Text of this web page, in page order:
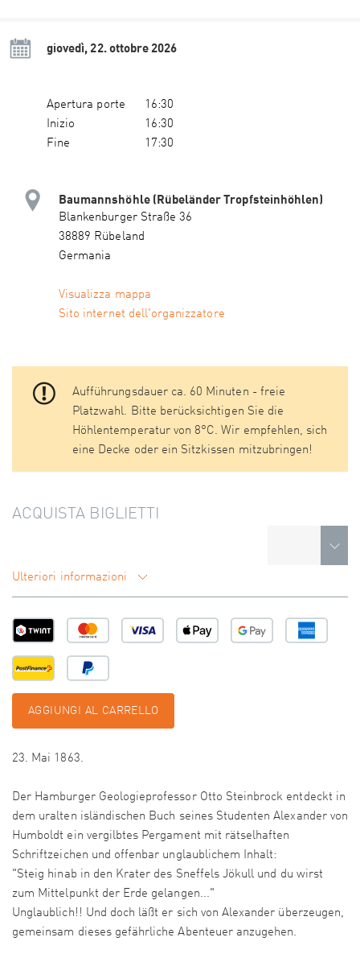
giovedì, 22. ottobre 2026
Apertura porte
16:30
Inizio
16:30
Fine
17:30
Baumannshöhle (Rübeländer Tropfsteinhöhlen)
Blankenburger Straße 36
38889 Rübeland
Germania
Visualizza mappa
Sito internet dell'organizzatore
Aufführungsdauer ca. 60 Minuten - freie
Platzwahl. Bitte berücksichtigen Sie die
Höhlentemperatur von 8°C. Wir empfehlen, sich
eine Decke oder ein Sitzkissen mitzubringen!
ACQUISTA BIGLIETTI
Ulteriori informazioni
AGGIUNGI AL CARRELLO
23. Mai 1863.
Der Hamburger Geologieprofessor Otto Steinbrock entdeckt in
dem uralten isländischen Buch seines Studenten Alexander von
Humboldt ein vergilbtes Pergament mit rätselhaften
Schriftzeichen und offenbar unglaublichem Inhalt:
"Steig hinab in den Krater des Sneffels Jökull und du wirst
zum Mittelpunkt der Erde gelangen..."
Unglaublich!! Und doch läßt er sich von Alexander überzeugen,
gemeinsam dieses gefährliche Abenteuer anzugehen.